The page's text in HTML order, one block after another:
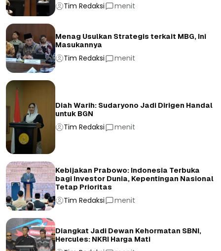
Tim Redaksi menit
Menag Usulkan Strategis terkait MBG, Ini
Masukannya
Tim Redaksi menit
Diah Warih: Sudaryono Jadi Dirigen Handal
untuk BGN
Tim Redaksi menit
Kebijakan Prabowo: Indonesia Terbuka
bagi Investor Dunia, Kepentingan Nasional
Tetap Prioritas
Tim Redaksi menit
Diangkat Jadi Dewan Kehormatan SBNI,
Hercules: NKRI Harga Mati